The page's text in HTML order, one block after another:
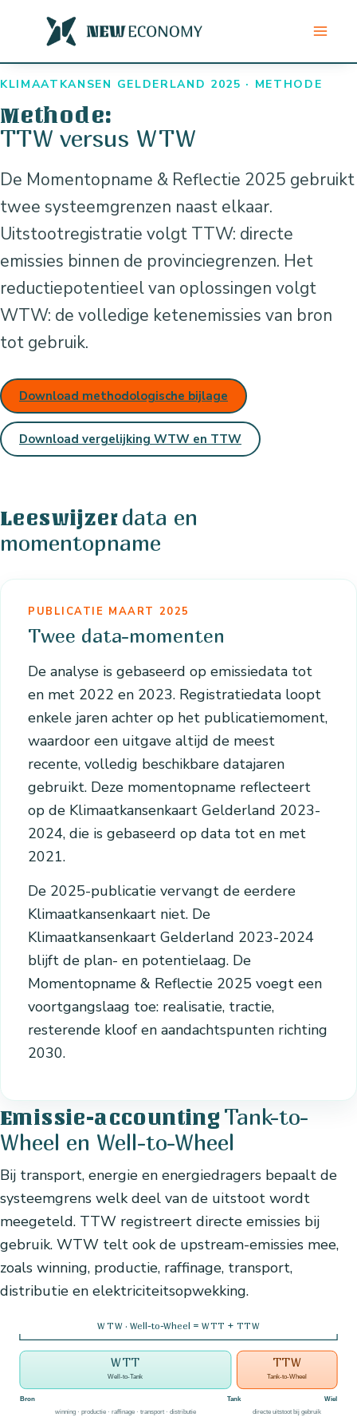
de
inhoud
KLIMAATKANSEN GELDERLAND 2025 · METHODE
Methode:
TTW versus WTW
De Momentopname & Reflectie 2025 gebruikt
twee systeemgrenzen naast elkaar.
Uitstootregistratie volgt TTW: directe
emissies binnen de provinciegrenzen. Het
reductiepotentieel van oplossingen volgt
WTW: de volledige ketenemissies van bron
tot gebruik.
Download methodologische bijlage
Download vergelijking WTW en TTW
Leeswijzer data en
momentopname
PUBLICATIE MAART 2025
Twee data-momenten
De analyse is gebaseerd op emissiedata tot
en met 2022 en 2023. Registratiedata loopt
enkele jaren achter op het publicatiemoment,
waardoor een uitgave altijd de meest
recente, volledig beschikbare datajaren
gebruikt. Deze momentopname reflecteert
op de Klimaatkansenkaart Gelderland 2023-
2024, die is gebaseerd op data tot en met
2021.
De 2025-publicatie vervangt de eerdere
Klimaatkansenkaart niet. De
Klimaatkansenkaart Gelderland 2023-2024
blijft de plan- en potentielaag. De
Momentopname & Reflectie 2025 voegt een
voortgangslaag toe: realisatie, tractie,
resterende kloof en aandachtspunten richting
2030.
Emissie-accounting Tank-to-
Wheel en Well-to-Wheel
Bij transport, energie en energiedragers bepaalt de
systeemgrens welk deel van de uitstoot wordt
meegeteld. TTW registreert directe emissies bij
gebruik. WTW telt ook de upstream-emissies mee,
zoals winning, productie, raffinage, transport,
distributie en elektriciteitsopwekking.
WTW · Well-to-Wheel = WTT + TTW
WTT
Well-to-Tank
TTW
Tank-to-Wheel
Bron Tank
Wiel
winning · productie · raffinage · transport · distributie
directe uitstoot bij gebruik